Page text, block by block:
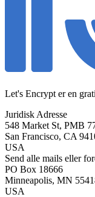
Let's Encrypt er en
Juridisk Adresse
548 Market St, PMB
San Francisco, CA
USA
Send alle mails eller
PO Box 18666
Minneapolis, MN
USA